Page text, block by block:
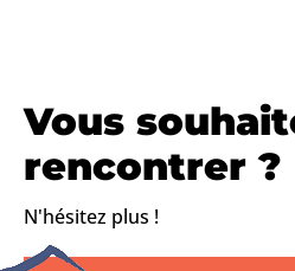
Vous
rencontrer ?
N'hésitez plus !